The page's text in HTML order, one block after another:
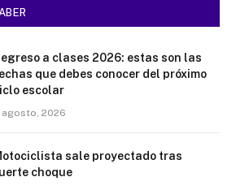
a clases 2026: estas son las
que debes conocer del próximo
escolar
agosto, 2026
sale proyectado tras
choque